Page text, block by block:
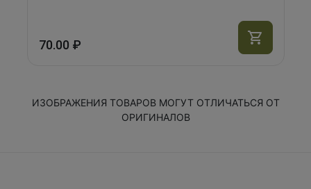
70.00 ₽
ИЗОБРАЖЕНИЯ ТОВАРОВ МОГУТ ОТЛИЧАТЬСЯ ОТ
ОРИГИНАЛОВ